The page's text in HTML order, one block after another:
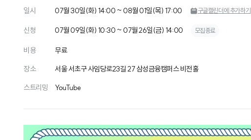
일시 07월 30일(화) 14:00 ~ 08월 01일(목) 17:00 구글캘린더에 추가하기
신청 07월 09일(화) 10:30 ~ 07월 26일(금) 14:00 모집종료
비용
무료
장소
서울 서초구 사임당로23길 27 삼성금융캠퍼스 비전홀
스트리밍
YouTube